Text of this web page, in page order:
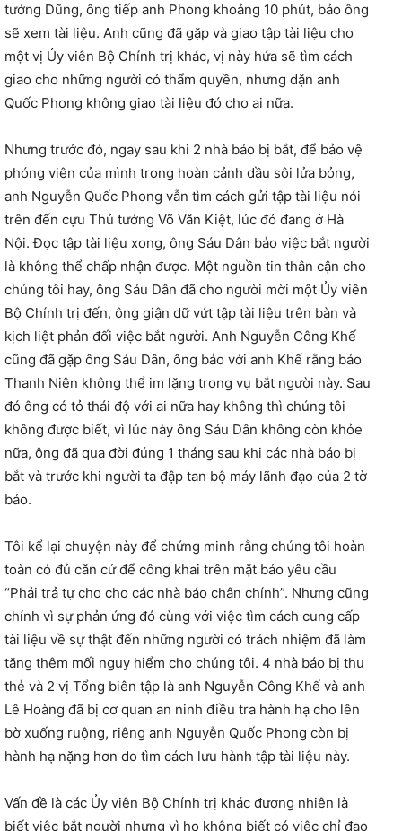
tướng Dũng, ông tiếp anh Phong khoảng 10 phút, bảo ông
sẽ xem tài liệu. Anh cũng đã gặp và giao tập tài liệu cho
một vị Ủy viên Bộ Chính trị khác, vị này hứa sẽ tìm cách
giao cho những người có thẩm quyền, nhưng dặn anh
Quốc Phong không giao tài liệu đó cho ai nữa.
Nhưng trước đó, ngay sau khi 2 nhà báo bị bắt, để bảo vệ
phóng viên của mình trong hoàn cảnh dầu sôi lửa bỏng,
anh Nguyễn Quốc Phong vẫn tìm cách gửi tập tài liệu nói
trên đến cựu Thủ tướng Võ Văn Kiệt, lúc đó đang ở Hà
Nội. Đọc tập tài liệu xong, ông Sáu Dân bảo việc bắt người
là không thể chấp nhận được. Một nguồn tin thân cận cho
chúng tôi hay, ông Sáu Dân đã cho người mời một Ủy viên
Bộ Chính trị đến, ông giận dữ vứt tập tài liệu trên bàn và
kịch liệt phản đối việc bắt người. Anh Nguyễn Công Khế
cũng đã gặp ông Sáu Dân, ông bảo với anh Khế rằng báo
Thanh Niên không thể im lặng trong vụ bắt người này. Sau
đó ông có tỏ thái độ với ai nữa hay không thì chúng tôi
không được biết, vì lúc này ông Sáu Dân không còn khỏe
nữa, ông đã qua đời đúng 1 tháng sau khi các nhà báo bị
bắt và trước khi người ta đập tan bộ máy lãnh đạo của 2 tờ
báo.
Tôi kể lại chuyện này để chứng minh rằng chúng tôi hoàn
toàn có đủ căn cứ để công khai trên mặt báo yêu cầu
“Phải trả tự cho cho các nhà báo chân chính”. Nhưng cũng
chính vì sự phản ứng đó cùng với việc tìm cách cung cấp
tài liệu về sự thật đến những người có trách nhiệm đã làm
tăng thêm mối nguy hiểm cho chúng tôi. 4 nhà báo bị thu
thẻ và 2 vị Tổng biên tập là anh Nguyễn Công Khế và anh
Lê Hoàng đã bị cơ quan an ninh điều tra hành hạ cho lên
bờ xuống ruộng, riêng anh Nguyễn Quốc Phong còn bị
hành hạ nặng hơn do tìm cách lưu hành tập tài liệu này.
Vấn đề là các Ủy viên Bộ Chính trị khác đương nhiên là
biết việc bắt người nhưng vì họ không biết có việc chỉ đạo